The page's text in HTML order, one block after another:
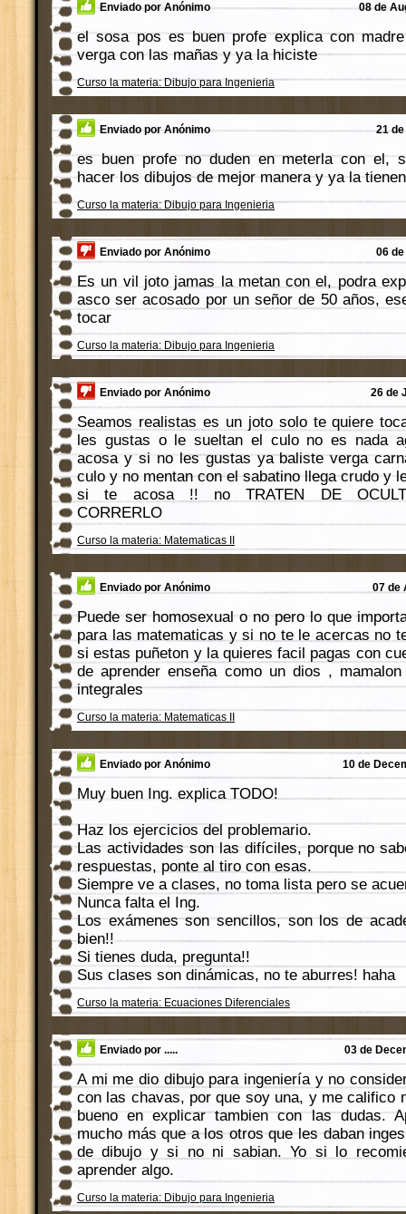
Enviado por Anónimo 08 de
el sosa pos es buen profe explica con
verga con las mañas y ya la hiciste
Curso la materia: Dibujo para Ingenieria
Enviado por Anónimo 21
es buen profe no duden en meterla con el,
hacer los dibujos de mejor manera y ya la
Curso la materia: Dibujo para Ingenieria
Enviado por Anónimo 06
Es un vil joto jamas la metan con el, podra
asco ser acosado por un señor de 50 años,
tocar
Curso la materia: Dibujo para Ingenieria
Enviado por Anónimo 26 de
Seamos realistas es un joto solo te quiere
les gustas o le sueltan el culo no es nada
acosa y si no les gustas ya baliste verga
culo y no mentan con el sabatino llega crudo y
si te acosa !! no TRATEN DE
CORRERLO
Curso la materia: Matematicas II
Enviado por Anónimo 07 de
Puede ser homosexual o no pero lo que
para las matematicas y si no te le acercas no
si estas puñeton y la quieres facil pagas con
de aprender enseña como un dios ,
integrales
Curso la materia: Matematicas II
Enviado por Anónimo 10 de
Muy buen Ing. explica TODO!
Haz los ejercicios del problemario.
Las actividades son las difíciles, porque no
respuestas, ponte al tiro con esas.
Siempre ve a clases, no toma lista pero se
Nunca falta el Ing.
Los exámenes son sencillos, son los de
bien!!
Si tienes duda, pregunta!!
Sus clases son dinámicas, no te aburres! haha
Curso la materia: Ecuaciones Diferenciales
Enviado por ..... 03 de
A mi me dio dibujo para ingeniería y no
con las chavas, por que soy una, y me califico
bueno en explicar tambien con las dudas.
mucho más que a los otros que les daban
de dibujo y si no ni sabian. Yo si lo
aprender algo.
Curso la materia: Dibujo para Ingenieria